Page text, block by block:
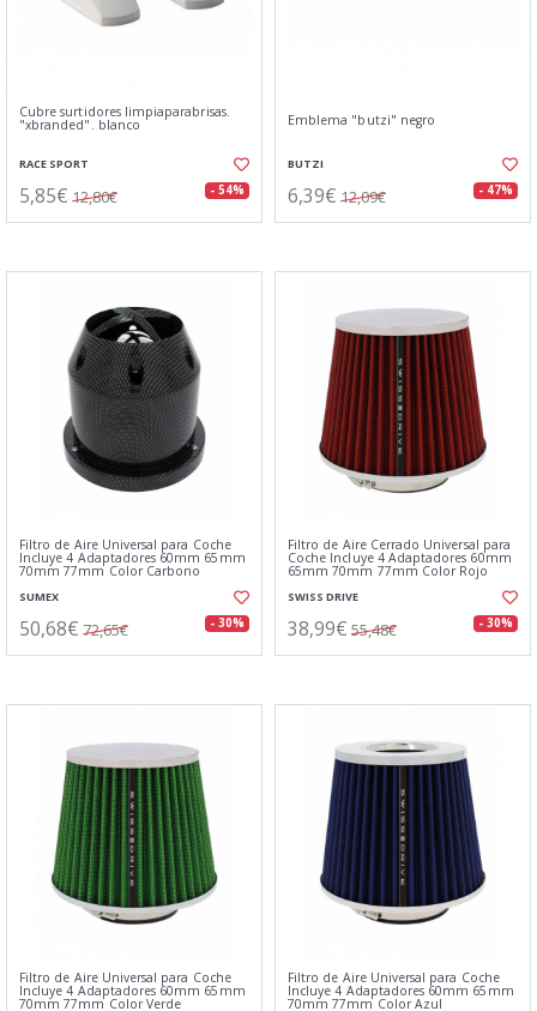
Cubre surtidores limpiaparabrisas.
"xbranded". blanco
RACE SPORT
5,85€ 12,80€ - 54%
Emblema "butzi" negro
BUTZI
6,39€ 12,09€ - 47%
Filtro de Aire Universal para Coche
Incluye 4 Adaptadores 60mm 65mm
70mm 77mm Color Carbono
SUMEX
50,68€ 72,65€ - 30%
Filtro de Aire Cerrado Universal para
Coche Incluye 4 Adaptadores 60mm
65mm 70mm 77mm Color Rojo
SWISS DRIVE
38,99€ 55,48€ - 30%
Filtro de Aire Universal para Coche
Incluye 4 Adaptadores 60mm 65mm
70mm 77mm Color Verde
Filtro de Aire Universal para Coche
Incluye 4 Adaptadores 60mm 65mm
70mm 77mm Color Azul